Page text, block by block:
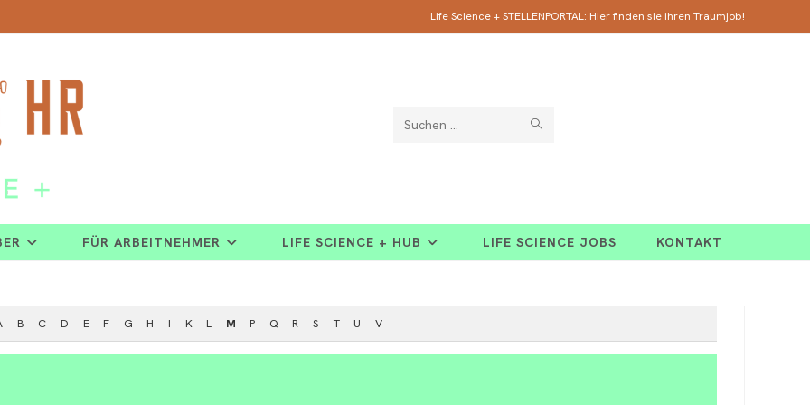
Life Science + STELLENPORTAL: Hier finden sie ihren Traumjob!
Diese
FÜR ARBEITNEHMER LIFE SCIENCE + HUB LIFE SCIENCE JOBS KONTAKT
B C D E F G H I K L M P Q R S T U V